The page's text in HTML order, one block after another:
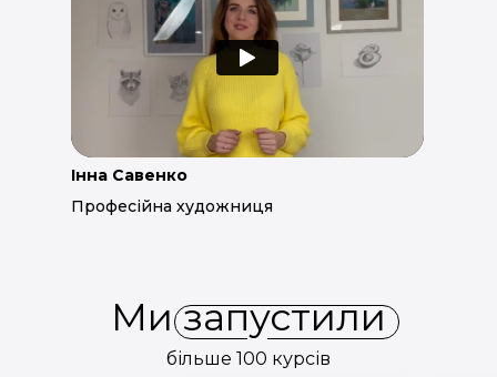
Інна Савенко
Професійна художниця
Ми запустили
більше 100 курсів